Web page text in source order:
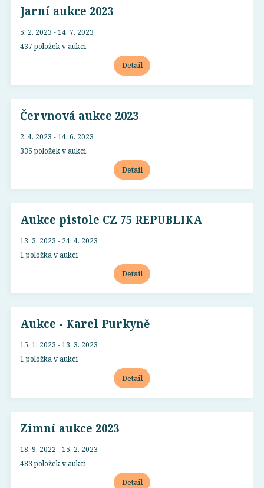
Jarní aukce 2023
5. 2. 2023 - 14. 7. 2023
437 položek v aukci
Detail
Červnová aukce 2023
2. 4. 2023 - 14. 6. 2023
335 položek v aukci
Detail
Aukce pistole CZ 75 REPUBLIKA
13. 3. 2023 - 24. 4. 2023
1 položka v aukci
Detail
Aukce - Karel Purkyně
15. 1. 2023 - 13. 3. 2023
1 položka v aukci
Detail
Zimní aukce 2023
18. 9. 2022 - 15. 2. 2023
483 položek v aukci
Detail